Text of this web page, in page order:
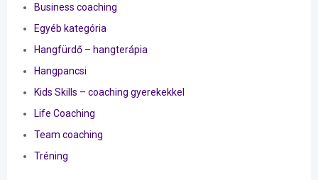
Business coaching
Egyéb kategória
Hangfürdő – hangterápia
Hangpancsi
Kids Skills – coaching gyerekekkel
Life Coaching
Team coaching
Tréning